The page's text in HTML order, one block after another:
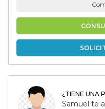
¿TIENE UNA
Samuel te